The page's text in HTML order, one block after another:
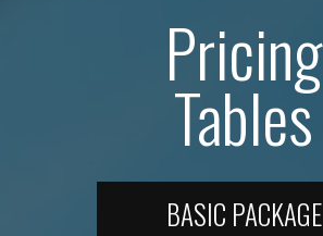
Pricing
Tables
BASIC PACKAGE